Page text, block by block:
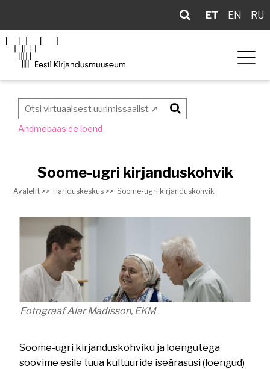
ET EN RU
Otsi
Andmebaaside loend
Soome-ugri kirjanduskohvik
Avaleht >> Hariduskeskus >> Soome-ugri kirjanduskohvik
Fotograaf Alar Madisson, EKM
Soome-ugri kirjanduskohviku ja loengutega
soovime esile tuua kultuuride iseärasusi (loengud)